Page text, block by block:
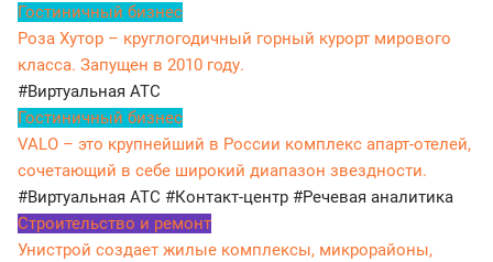
Гостиничный бизнес
Роза Хутор – круглогодичный горный курорт мирового
класса. Запущен в 2010 году.
#Виртуальная АТС
Гостиничный бизнес
VALO – это крупнейший в России комплекс апарт-отелей,
сочетающий в себе широкий диапазон звездности.
#Виртуальная АТС #Контакт-центр #Речевая аналитика
Строительство и ремонт
Унистрой создает жилые комплексы, микрорайоны,